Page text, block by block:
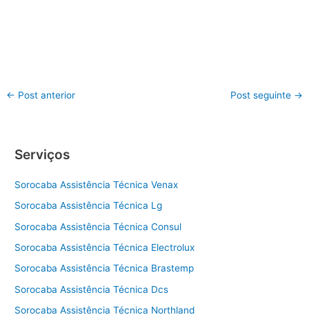
← Post anterior Post seguinte →
Serviços
Sorocaba Assistência Técnica Venax
Sorocaba Assistência Técnica Lg
Sorocaba Assistência Técnica Consul
Sorocaba Assistência Técnica Electrolux
Sorocaba Assistência Técnica Brastemp
Sorocaba Assistência Técnica Dcs
Sorocaba Assistência Técnica Northland